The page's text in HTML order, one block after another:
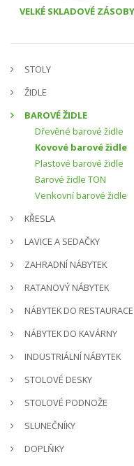
VELKÉ SKLADOVÉ ZÁSOBY
STOLY
ŽIDLE
BAROVÉ ŽIDLE
Dřevěné barové židle
Kovové barové židle
Plastové barové židle
Barové židle TON
Venkovní barové židle
KŘESLA
LAVICE A SEDAČKY
ZAHRADNÍ NÁBYTEK
RATANOVÝ NÁBYTEK
NÁBYTEK DO RESTAURACE
NÁBYTEK DO KAVÁRNY
INDUSTRIÁLNÍ NÁBYTEK
STOLOVÉ DESKY
STOLOVÉ PODNOŽE
SLUNEČNÍKY
DOPLŇKY